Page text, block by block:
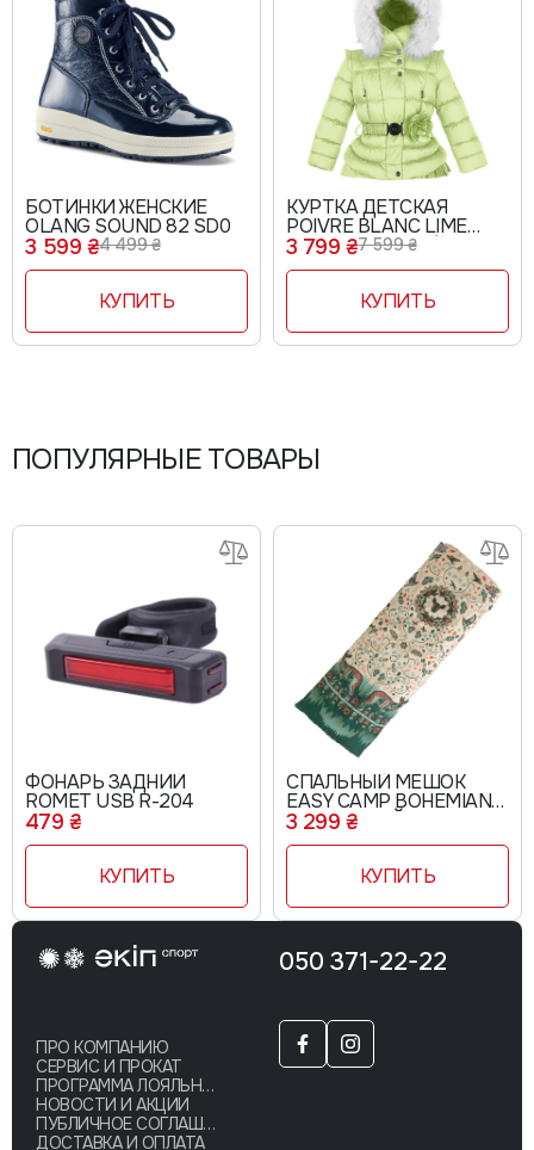
БОТИНКИ ЖЕНСКИЕ
OLANG SOUND 82 SD0
3 599 ₴4 499 ₴
КУПИТЬ
КУРТКА ДЕТСКАЯ
POIVRE BLANC LIME
W15-1208-BBGL/A
3 799 ₴7 599 ₴
КУПИТЬ
ПОПУЛЯРНЫЕ ТОВАРЫ
ФОНАРЬ ЗАДНИЙ
ROMET USB R-204
479 ₴
КУПИТЬ
СПАЛЬНЫЙ МЕШОК
EASY CAMP BOHEMIAN
DAY ПРАВЫЙ
3 299 ₴
КУПИТЬ
050 371-22-22
ПРО КОМПАНИЮ
СЕРВИС И ПРОКАТ
ПРОГРАММА ЛОЯЛЬНОСТИ
НОВОСТИ И АКЦИИ
ПУБЛИЧНОЕ СОГЛАШЕНИЕ
ДОСТАВКА И ОПЛАТА